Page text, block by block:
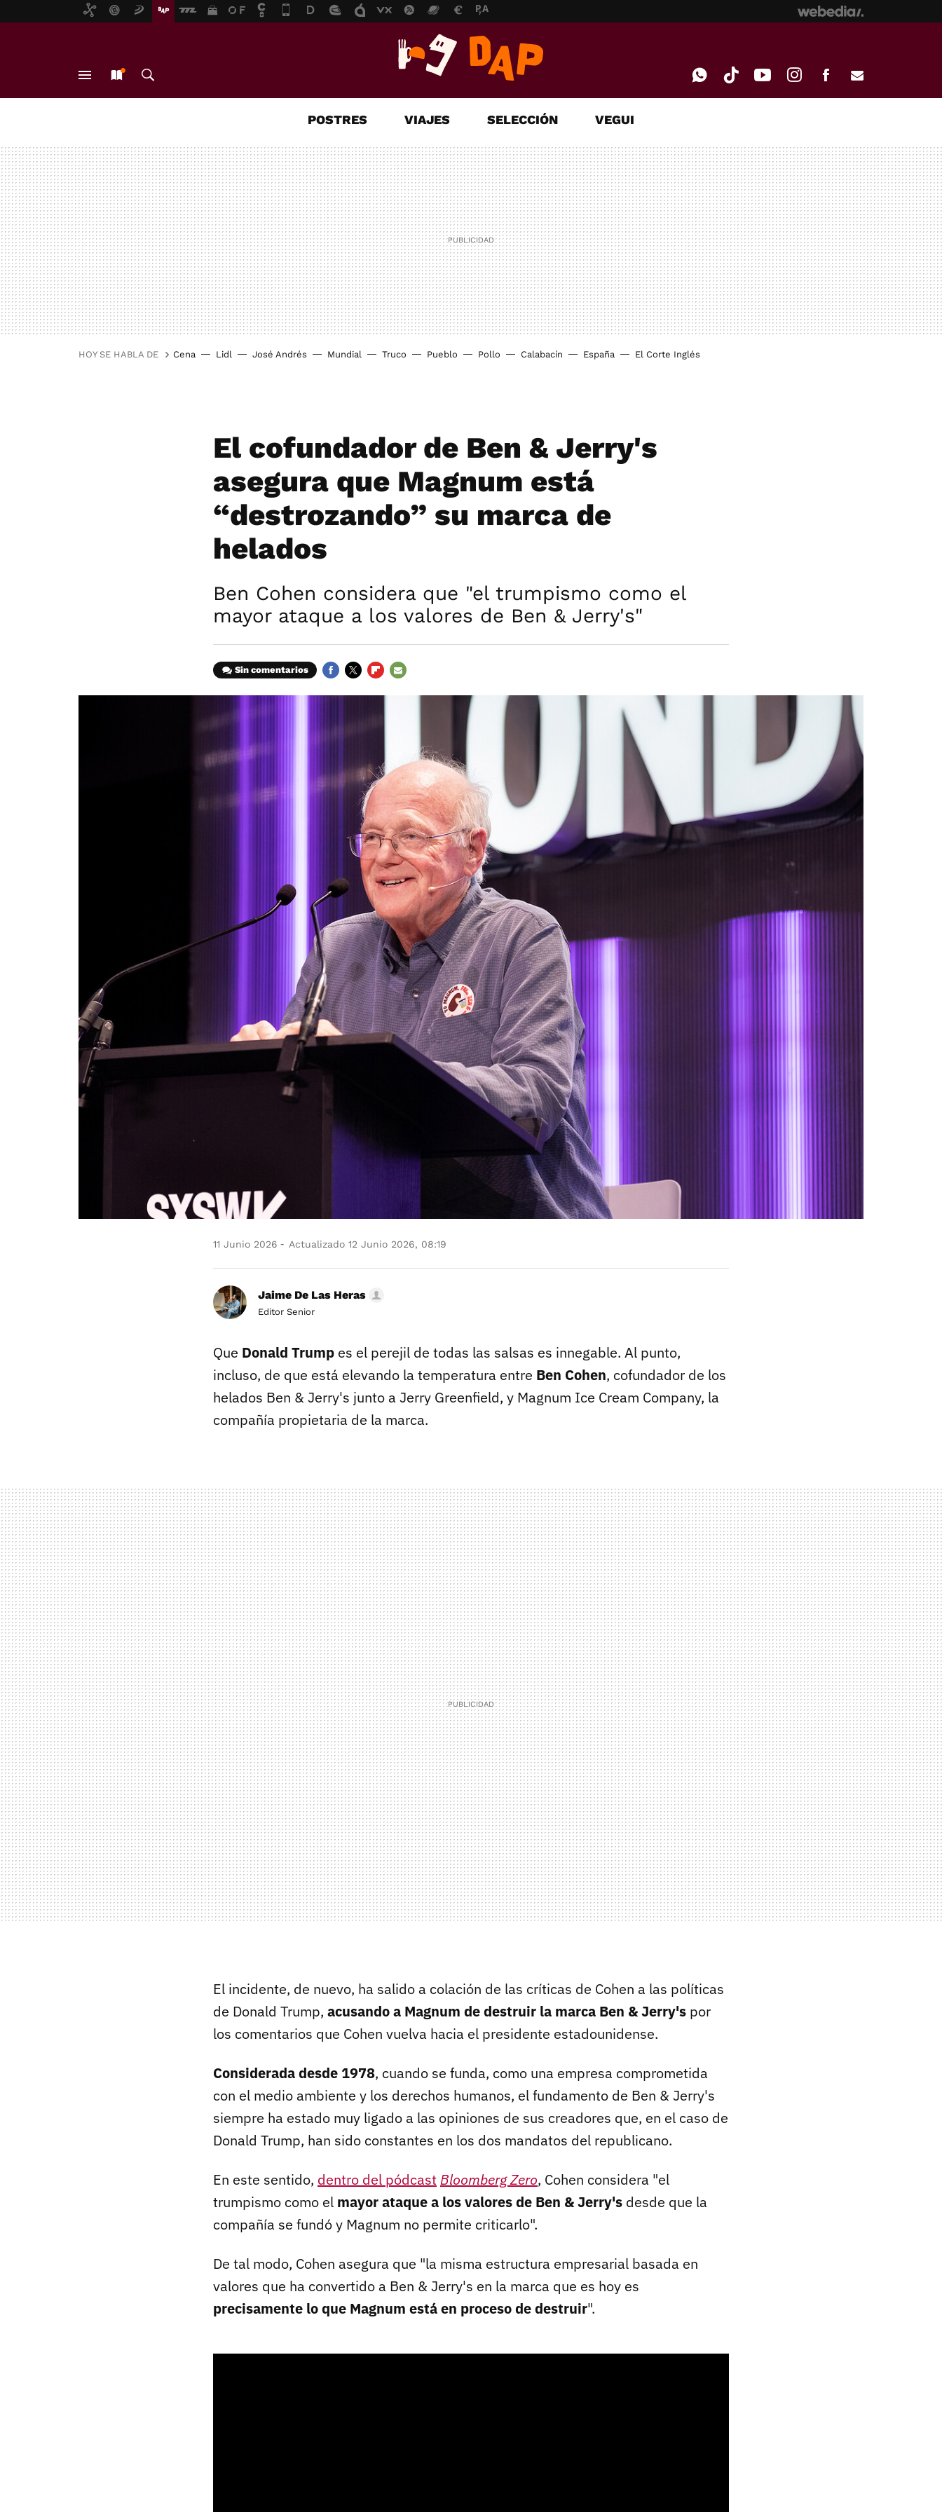
MAIL
POSTRES VIAJES SELECCIÓN VEGUI
HOY SE HABLA DE Cena Lidl José Andrés Mundial Truco Pueblo Pollo Calabacín España El Corte Inglés
El cofundador de Ben & Jerry's
asegura que Magnum está
“destrozando” su marca de
helados
Ben Cohen considera que "el trumpismo como el
mayor ataque a los valores de Ben & Jerry's"
Sin comentarios
11 Junio 2026 Actualizado 12 Junio 2026, 08:19
Jaime De Las Heras
Editor Senior
Que Donald Trump es el perejil de todas las salsas es innegable. Al punto,
incluso, de que está elevando la temperatura entre Ben Cohen, cofundador de los
helados Ben & Jerry's junto a Jerry Greenfield, y Magnum Ice Cream Company, la
compañía propietaria de la marca.
El incidente, de nuevo, ha salido a colación de las críticas de Cohen a las políticas
de Donald Trump, acusando a Magnum de destruir la marca Ben & Jerry's por
los comentarios que Cohen vuelva hacia el presidente estadounidense.
Considerada desde 1978, cuando se funda, como una empresa comprometida
con el medio ambiente y los derechos humanos, el fundamento de Ben & Jerry's
siempre ha estado muy ligado a las opiniones de sus creadores que, en el caso de
Donald Trump, han sido constantes en los dos mandatos del republicano.
En este sentido, dentro del pódcastBloomberg Zero, Cohen considera "el
trumpismo como el mayor ataque a los valores de Ben & Jerry's desde que la
compañía se fundó y Magnum no permite criticarlo".
De tal modo, Cohen asegura que "la misma estructura empresarial basada en
valores que ha convertido a Ben & Jerry's en la marca que es hoy es
precisamente lo que Magnum está en proceso de destruir".